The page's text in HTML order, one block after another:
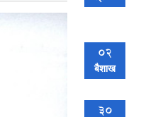
02
बैशाख
30